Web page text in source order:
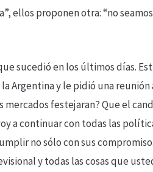
ellos proponen otra: “no
sucedió en los últimos días.
Argentina y le pidió una
mercados festejaran? Que el
a continuar con todas las
no sólo con sus
y todas las cosas que